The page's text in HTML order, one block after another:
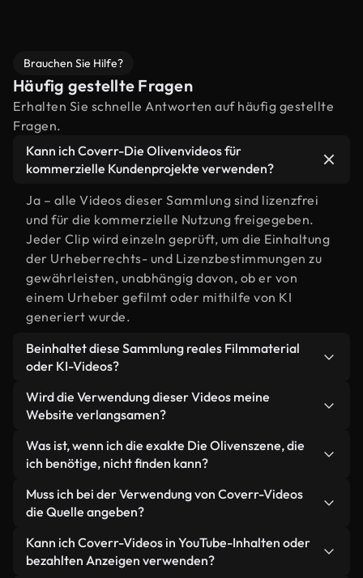
Brauchen Sie Hilfe?
Häufig gestellte Fragen
Erhalten Sie schnelle Antworten auf häufig gestellte
Fragen.
Kann ich Coverr-Die Olivenvideos für
kommerzielle Kundenprojekte verwenden?
Ja – alle Videos dieser Sammlung sind lizenzfrei
und für die kommerzielle Nutzung freigegeben.
Jeder Clip wird einzeln geprüft, um die Einhaltung
der Urheberrechts- und Lizenzbestimmungen zu
gewährleisten, unabhängig davon, ob er von
einem Urheber gefilmt oder mithilfe von KI
generiert wurde.
Beinhaltet diese Sammlung reales Filmmaterial
oder KI-Videos?
Beides. Es handelt sich um eine Hybridbibliothek
aus realen, von Menschen aufgenommenen
generierten Videos. Jedes Video ist eindeutig
beschriftet, sodass Sie immer wissen, was Sie
verwenden.
Wird die Verwendung dieser Videos meine
Website verlangsamen?
Nicht, wenn Sie unsere optimierten Versionen
wählen. Wir bieten schlanke, webfähige Formate,
wurden – so bleibt die Qualität hoch, während
gleichzeitig die Ladezeiten minimiert und
Kennzahlen wie LCP verbessert werden.
Was ist, wenn ich die exakte Die Olivenszene, die
ich benötige, nicht finden kann?
Mit Coverr AI Studio erstellen Sie im
Handumdrehen ein solches Video. Beschreiben Sie
Sonnenuntergang" – und das Studio generiert
innerhalb von Sekunden ein individuelles Video für
Muss ich bei der Verwendung von Coverr-Videos
die Quelle angeben?
Eine Namensnennung ist nicht erforderlich. Alle
Videos in unserer Stockbibliothek sind lizenzfrei
Kann ich Coverr-Videos in YouTube-Inhalten oder
bezahlten Anzeigen verwenden?